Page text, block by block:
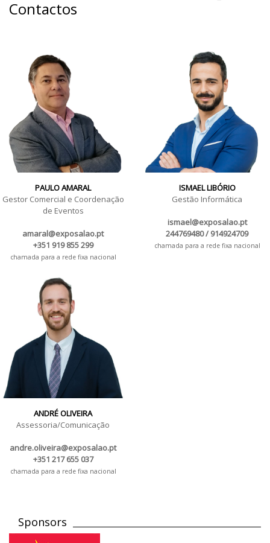
Contactos
PAULO AMARAL
Gestor Comercial e Coordenação
de Eventos
amaral@exposalao.pt
+351 919 855 299
chamada para a rede fixa nacional
ISMAEL LIBÓRIO
Gestão Informática
ismael@exposalao.pt
244769480 / 914924709
chamada para a rede fixa nacional
ANDRÉ OLIVEIRA
Assessoria/Comunicação
andre.oliveira@exposalao.pt
+351 217 655 037
chamada para a rede fixa nacional
Sponsors